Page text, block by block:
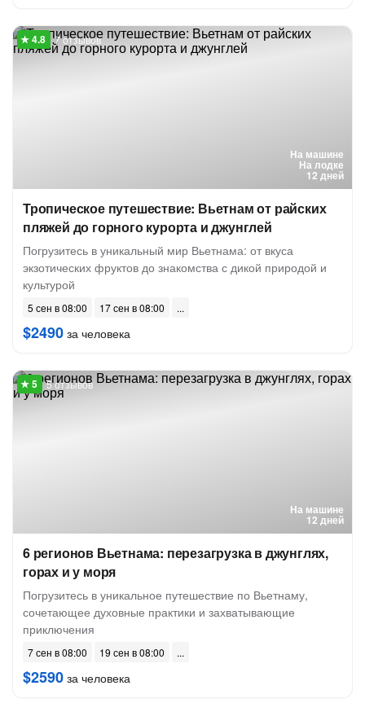
На машине
На лодке
12 дней
7 отзывов
Тропическое путешествие: Вьетнам от райских
пляжей до горного курорта и джунглей
Погрузитесь в уникальный мир Вьетнама: от вкуса
экзотических фруктов до знакомства с дикой природой и
культурой
5 сен в 08:00 17 сен в 08:00
$2490 за человека
На машине
12 дней
5 отзывов
6 регионов Вьетнама: перезагрузка в джунглях,
горах и у моря
Погрузитесь в уникальное путешествие по Вьетнаму,
сочетающее духовные практики и захватывающие
приключения
7 сен в 08:00 19 сен в 08:00
$2590 за человека